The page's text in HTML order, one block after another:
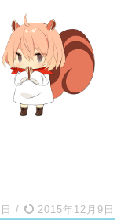
/ 2015年12月9日